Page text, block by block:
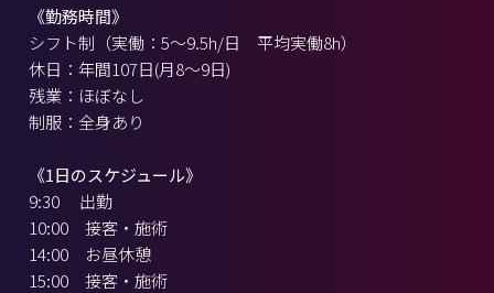
《勤務時間》
シフト制（実働：5～9.5h/日 平均実働8h）
休日：年間107日(月8～9日)
残業：ほぼなし
制服：全身あり
《1日のスケジュール》
9:30 出勤
10:00 接客・施術
14:00 お昼休憩
15:00 接客・施術